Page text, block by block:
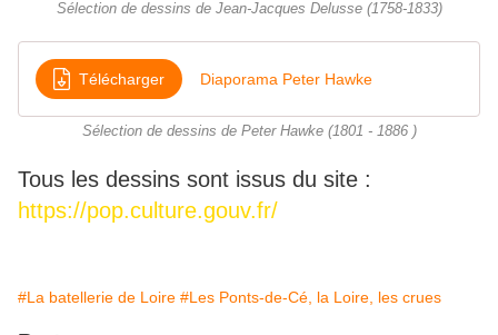
Sélection de dessins de Jean-Jacques Delusse (1758-1833)
Télécharger Diaporama Peter Hawke
Sélection de dessins de Peter Hawke (1801 - 1886 )
Tous les dessins sont issus du site :
https://pop.culture.gouv.fr/
#La batellerie de Loire #Les Ponts-de-Cé, la Loire, les crues